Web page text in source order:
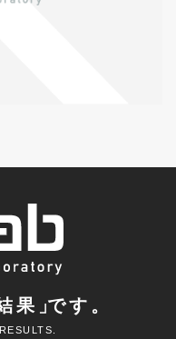
果 」です。